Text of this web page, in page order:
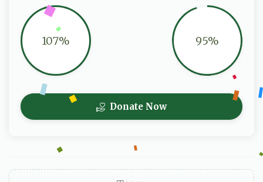
95%
107%
Donate Now